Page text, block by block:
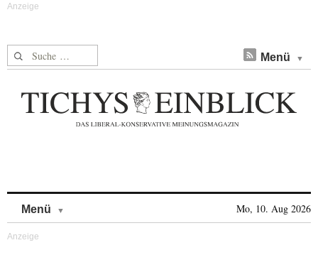
Suche nach: Menü
Menü Mo, 10. Aug 2026